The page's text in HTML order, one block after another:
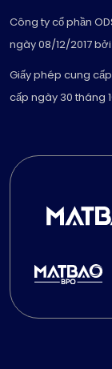
Công ty cổ phần
ngày 08/12/2017 bởi
Giấy phép cung
cấp ngày 30 tháng